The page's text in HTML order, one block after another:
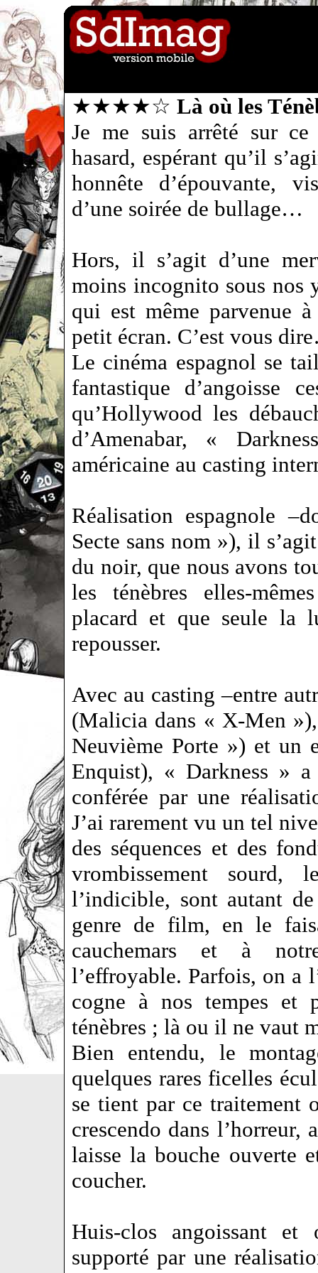
★★★★☆ Là où les
Je me suis arrêté sur
hasard, espérant qu’il
honnête d’épouvante,
d’une soirée de bullage…
Hors, il s’agit d’une
moins incognito sous nos
qui est même parvenue
petit écran. C’est vous
Le cinéma espagnol se
fantastique d’angoisse
qu’Hollywood les
d’Amenabar, «
américaine au casting
Réalisation espagnole
Secte sans nom »), il
du noir, que nous avons
les ténèbres elles-
placard et que seule la
repousser.
Avec au casting –entre
(Malicia dans « X-Men
Neuvième Porte ») et un
Enquist), « Darkness »
conférée par une
J’ai rarement vu un tel
des séquences et des
vrombissement
l’indicible, sont autant
genre de film, en le
cauchemars et à
l’effroyable. Parfois, on a
cogne à nos tempes et
ténèbres ; là ou il ne vaut
Bien entendu, le
quelques rares ficelles
se tient par ce traitement
crescendo dans l’horreur,
laisse la bouche ouverte
coucher.
Huis-clos angoissant et
supporté par une